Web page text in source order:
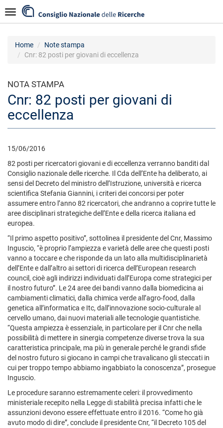
al
contenuto
Navigazione
Home
Note stampa
Cnr: 82 posti per giovani di eccellenza
NOTA STAMPA
Cnr: 82 posti per giovani di
eccellenza
15/06/2016
82 posti per ricercatori giovani e di eccellenza verranno banditi dal
Consiglio nazionale delle ricerche. Il Cda dell’Ente ha deliberato, ai
sensi del Decreto del ministro dell’Istruzione, università e ricerca
scientifica Stefania Giannini, i criteri dei concorsi per poter
assumere entro l’anno 82 ricercatori, che andranno a coprire tutte le
aree disciplinari strategiche dell’Ente e della ricerca italiana ed
europea.
“Il primo aspetto positivo”, sottolinea il presidente del Cnr, Massimo
Inguscio, “è proprio l’ampiezza e varietà delle aree che questi posti
vanno a toccare e che risponde da un lato alla multidisciplinarietà
dell’Ente e dall’altro ai settori di ricerca dell’European research
council, cioè agli indirizzi individuati dall’Europa come strategici per
il nostro futuro”. Le 24 aree dei bandi vanno dalla biomedicina ai
cambiamenti climatici, dalla chimica verde all’agro-food, dalla
genetica all’informatica e Itc, dall’innovazione socio-culturale al
cervello umano, dai nuovi materiali alle tecnologie quantistiche.
“Questa ampiezza è essenziale, in particolare per il Cnr che nella
possibilità di mettere in sinergia competenze diverse trova la sua
caratteristica principale, ma più in generale perché le grandi sfide
del nostro futuro si giocano in campi che travalicano gli steccati in
cui per troppo tempo abbiamo ingabbiato la conoscenza”, prosegue
Inguscio.
Le procedure saranno estremamente celeri: il provvedimento
ministeriale recepito nella Legge di stabilità precisa infatti che le
assunzioni devono essere effettuate entro il 2016. “Come ho già
avuto modo di dire”, conclude il presidente Cnr, “il Decreto 105 del